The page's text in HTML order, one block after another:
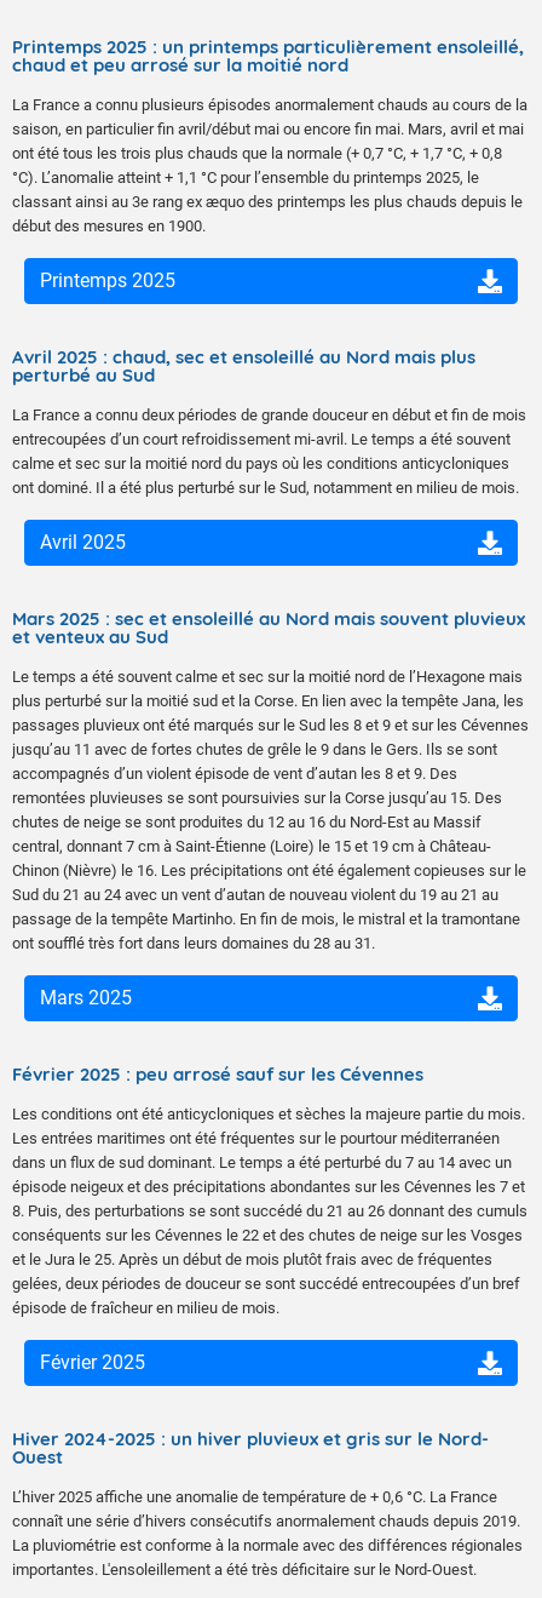
Printemps 2025 : un printemps particulièrement ensoleillé,
chaud et peu arrosé sur la moitié nord
La France a connu plusieurs épisodes anormalement chauds au cours de la
saison, en particulier fin avril/début mai ou encore fin mai. Mars, avril et mai
ont été tous les trois plus chauds que la normale (+ 0,7 °C, + 1,7 °C, + 0,8
°C). L’anomalie atteint + 1,1 °C pour l’ensemble du printemps 2025, le
classant ainsi au 3e rang ex æquo des printemps les plus chauds depuis le
début des mesures en 1900.
Printemps 2025
Avril 2025 : chaud, sec et ensoleillé au Nord mais plus
perturbé au Sud
La France a connu deux périodes de grande douceur en début et fin de mois
entrecoupées d’un court refroidissement mi-avril. Le temps a été souvent
calme et sec sur la moitié nord du pays où les conditions anticycloniques
ont dominé. Il a été plus perturbé sur le Sud, notamment en milieu de mois.
Avril 2025
Mars 2025 : sec et ensoleillé au Nord mais souvent pluvieux
et venteux au Sud
Le temps a été souvent calme et sec sur la moitié nord de l’Hexagone mais
plus perturbé sur la moitié sud et la Corse. En lien avec la tempête Jana, les
passages pluvieux ont été marqués sur le Sud les 8 et 9 et sur les Cévennes
jusqu’au 11 avec de fortes chutes de grêle le 9 dans le Gers. Ils se sont
accompagnés d’un violent épisode de vent d’autan les 8 et 9. Des
remontées pluvieuses se sont poursuivies sur la Corse jusqu’au 15. Des
chutes de neige se sont produites du 12 au 16 du Nord-Est au Massif
central, donnant 7 cm à Saint-Étienne (Loire) le 15 et 19 cm à Château-
Chinon (Nièvre) le 16. Les précipitations ont été également copieuses sur le
Sud du 21 au 24 avec un vent d’autan de nouveau violent du 19 au 21 au
passage de la tempête Martinho. En fin de mois, le mistral et la tramontane
ont soufflé très fort dans leurs domaines du 28 au 31.
Mars 2025
Février 2025 : peu arrosé sauf sur les Cévennes
Les conditions ont été anticycloniques et sèches la majeure partie du mois.
Les entrées maritimes ont été fréquentes sur le pourtour méditerranéen
dans un flux de sud dominant. Le temps a été perturbé du 7 au 14 avec un
épisode neigeux et des précipitations abondantes sur les Cévennes les 7 et
8. Puis, des perturbations se sont succédé du 21 au 26 donnant des cumuls
conséquents sur les Cévennes le 22 et des chutes de neige sur les Vosges
et le Jura le 25. Après un début de mois plutôt frais avec de fréquentes
gelées, deux périodes de douceur se sont succédé entrecoupées d’un bref
épisode de fraîcheur en milieu de mois.
Février 2025
Hiver 2024-2025 : un hiver pluvieux et gris sur le Nord-
Ouest
L’hiver 2025 affiche une anomalie de température de + 0,6 °C. La France
connaît une série d’hivers consécutifs anormalement chauds depuis 2019.
La pluviométrie est conforme à la normale avec des différences régionales
importantes. L'ensoleillement a été très déficitaire sur le Nord-Ouest.